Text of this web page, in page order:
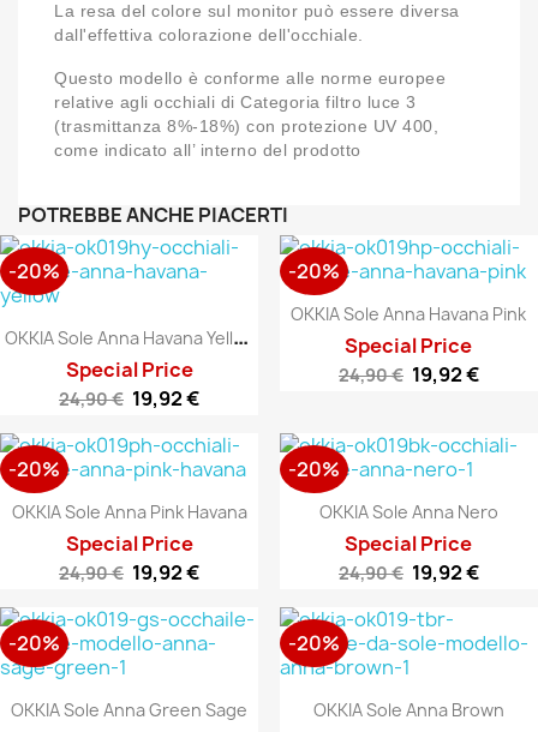
La resa del colore sul monitor può essere diversa
dall'effettiva colorazione dell'occhiale.
Questo modello è conforme alle norme europee
relative agli occhiali di Categoria filtro luce 3
(trasmittanza 8%-18%) con protezione UV 400,
come indicato all’ interno del prodotto
POTREBBE ANCHE PIACERTI
O
KKIA Sole Anna Havana Yellow
Special Price
24,90 € 19,92 €
-20%
OKKIA Sole Anna Havana Pink
Special Price
24,90 € 19,92 €
-20%
OKKIA Sole Anna Pink Havana
Special Price
24,90 € 19,92 €
-20%
OKKIA Sole Anna Nero
Special Price
24,90 € 19,92 €
-20%
OKKIA Sole Anna Green Sage
-20%
OKKIA Sole Anna Brown
-20%